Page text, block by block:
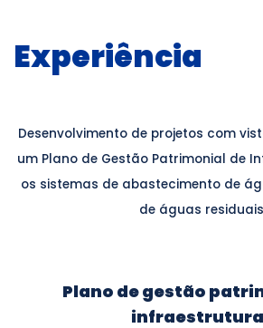
Experiência
Desenvolvimento de projetos com
um Plano de Gestão Patrimonial de
os sistemas de abastecimento de
de águas
Plano de gestão